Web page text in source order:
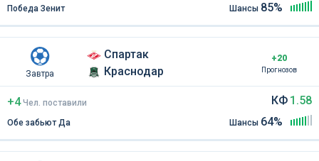
Победа Зенит
Шансы 85%
Завтра
Спартак
Краснодар
+20
Прогнозов
+4 Чел. поставили
Обе забьют Да
КФ 1.58
Шансы 64%